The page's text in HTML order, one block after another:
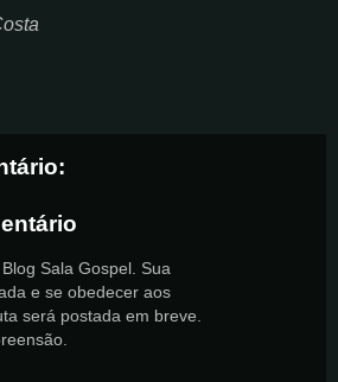
Sala Gospel. Sua
e se obedecer aos
será postada em breve.